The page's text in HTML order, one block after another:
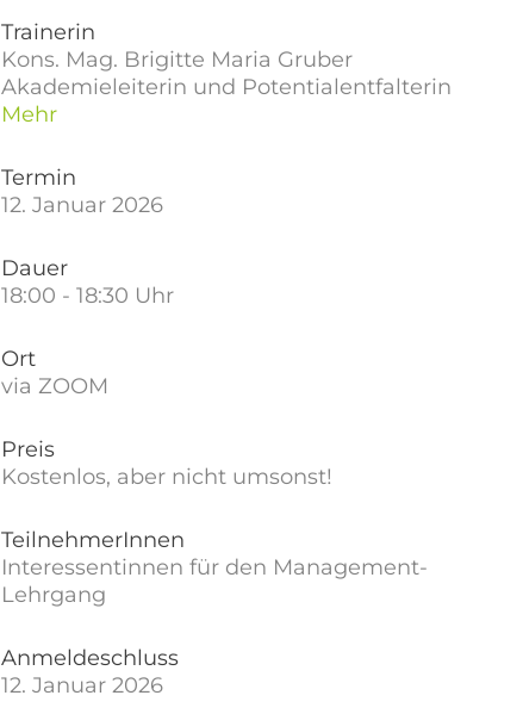
Trainerin
Kons. Mag. Brigitte Maria Gruber
Akademieleiterin und Potentialentfalterin
Mehr
Termin
12. Januar 2026
Dauer
18:00 - 18:30 Uhr
Ort
via ZOOM
Preis
Kostenlos, aber nicht umsonst!
TeilnehmerInnen
Interessentinnen für den Management-
Lehrgang
Anmeldeschluss
12. Januar 2026